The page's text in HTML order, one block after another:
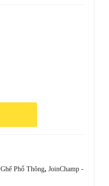
Ghế Phổ Thông, JoinChamp -